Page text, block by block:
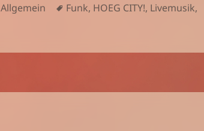
Kategorien
Allgemein Schlagwörter
Funk, HOEG CITY!, Livemusik,